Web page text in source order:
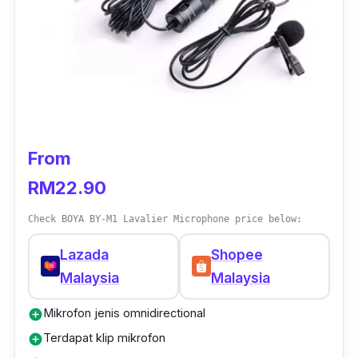
From
RM22.90
Check BOYA BY-M1 Lavalier Microphone price below:
Lazada
Malaysia
Shopee
Malaysia
add_circleMikrofon jenis omnidirectional
add_circleTerdapat klip mikrofon